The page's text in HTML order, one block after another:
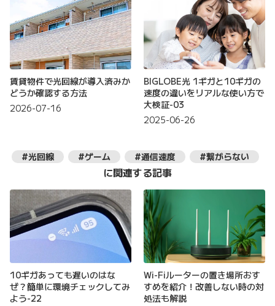
賃貸物件で光回線が導入済みか
どうか確認する方法
2026-07-16
BIGLOBE光 1ギガと10ギガの
速度の違いをリアルな使い方で
大検証-03
2025-06-26
#光回線 #ゲーム #通信速度 #繋がらない
に関連する記事
10ギガあっても遅いのはな
ぜ？簡単に環境チェックしてみ
よう-22
Wi-Fiルーターの置き場所おす
すめを紹介！改善しない時の対
処法も解説